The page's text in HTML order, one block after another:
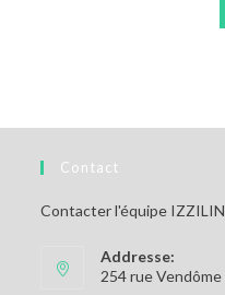
Contact
Contacter l'équipe
Addresse:
254 rue